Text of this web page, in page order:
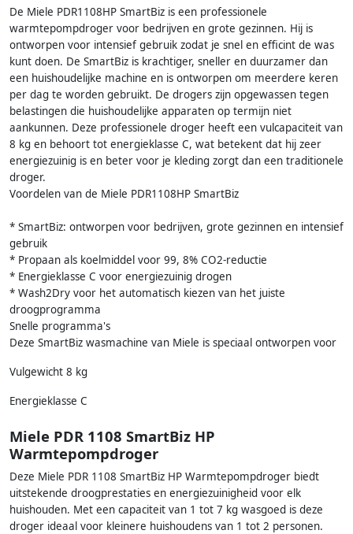
De Miele PDR1108HP SmartBiz is een professionele
warmtepompdroger voor bedrijven en grote gezinnen. Hij is
ontworpen voor intensief gebruik zodat je snel en efficint de was
kunt doen. De SmartBiz is krachtiger, sneller en duurzamer dan
een huishoudelijke machine en is ontworpen om meerdere keren
per dag te worden gebruikt. De drogers zijn opgewassen tegen
belastingen die huishoudelijke apparaten op termijn niet
aankunnen. Deze professionele droger heeft een vulcapaciteit van
8 kg en behoort tot energieklasse C, wat betekent dat hij zeer
energiezuinig is en beter voor je kleding zorgt dan een traditionele
droger.
Voordelen van de Miele PDR1108HP SmartBiz
* SmartBiz: ontworpen voor bedrijven, grote gezinnen en intensief
gebruik
* Propaan als koelmiddel voor 99, 8% CO2-reductie
* Energieklasse C voor energiezuinig drogen
* Wash2Dry voor het automatisch kiezen van het juiste
droogprogramma
Snelle programma's
Deze SmartBiz wasmachine van Miele is speciaal ontworpen voor
Vulgewicht 8 kg
Energieklasse C
Miele PDR 1108 SmartBiz HP
Warmtepompdroger
Deze Miele PDR 1108 SmartBiz HP Warmtepompdroger biedt
uitstekende droogprestaties en energiezuinigheid voor elk
huishouden. Met een capaciteit van 1 tot 7 kg wasgoed is deze
droger ideaal voor kleinere huishoudens van 1 tot 2 personen.